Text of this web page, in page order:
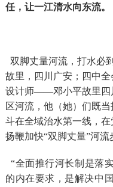
任，让一江清水向东流。
双脚丈量河流， 打水必
故里，四川广安；四中
设计师——邓小平故里四
区河流， 他（她）们既当
斗在全域治水第一线， 在
扬鞭加快“双脚丈量”河流
“全面推行河长制是落
的内在要求，是解决中